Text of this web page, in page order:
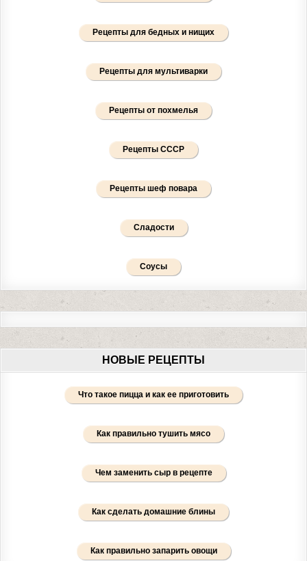
Рецепты для бедных и нищих
Рецепты для мультиварки
Рецепты от похмелья
Рецепты СССР
Рецепты шеф повара
Сладости
Соусы
НОВЫЕ РЕЦЕПТЫ
Что такое пицца и как ее приготовить
Как правильно тушить мясо
Чем заменить сыр в рецепте
Как сделать домашние блины
Как правильно запарить овощи